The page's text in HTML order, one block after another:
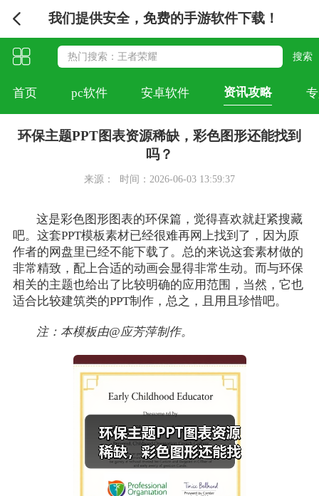
我们提供安全，免费的手游软件下载！
首页 pc软件 安卓软件 资讯攻略
环保主题PPT图表资源稀缺，彩色图形还能找到
吗？
来源： 时间：2026-06-03 13:59:37
这是彩色图形图表的环保篇，觉得喜欢就赶紧搜藏
吧。这套PPT模板素材已经很难再网上找到了，因为原
作者的网盘里已经不能下载了。总的来说这套素材做的
非常精致，配上合适的动画会显得非常生动。而与环保
相关的主题也给出了比较明确的应用范围，当然，它也
适合比较建筑类的PPT制作，总之，且用且珍惜吧。
注：本模板由@应芳萍制作。